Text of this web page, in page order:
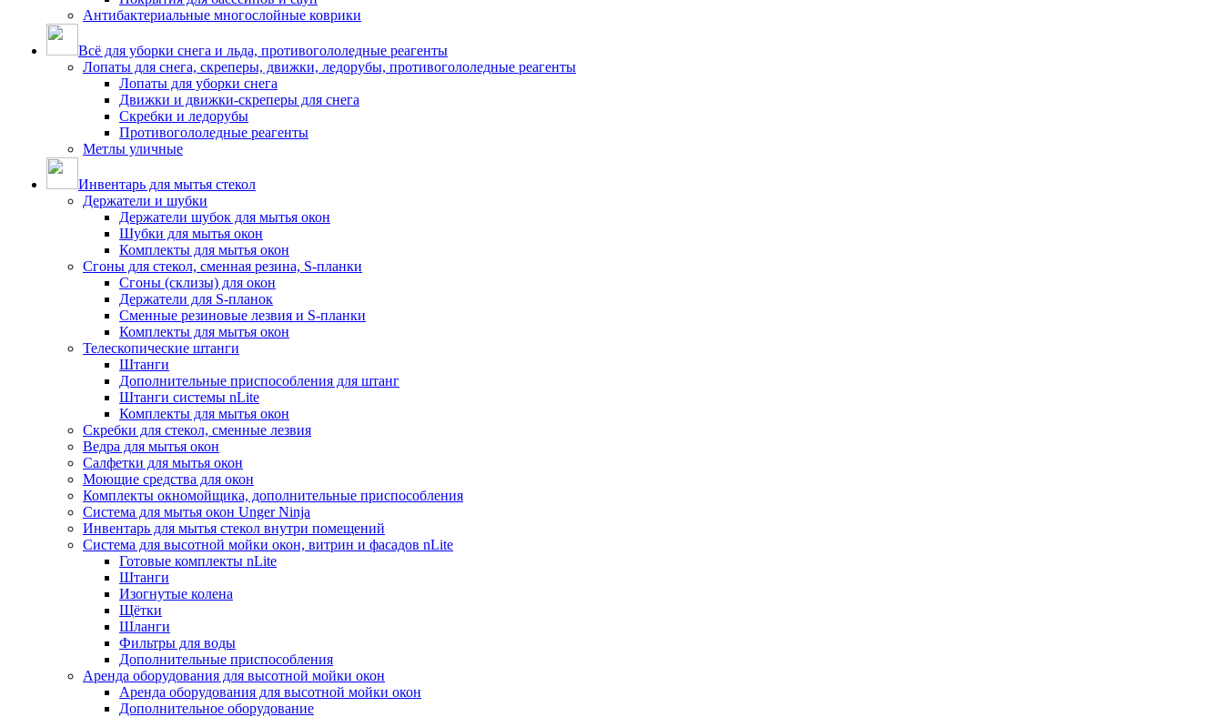
Антибактериальные многослойные коврики
Всё для уборки снега и льда, противогололедные реагенты
Лопаты для снега, скреперы, движки, ледорубы, противогололедные реагенты
Лопаты для уборки снега
Движки и движки-скреперы для снега
Скребки и ледорубы
Противогололедные реагенты
Метлы уличные
Инвентарь для мытья стекол
Держатели и шубки
Держатели шубок для мытья окон
Шубки для мытья окон
Комплекты для мытья окон
Сгоны для стекол, сменная резина, S-планки
Сгоны (склизы) для окон
Держатели для S-планок
Сменные резиновые лезвия и S-планки
Комплекты для мытья окон
Телескопические штанги
Штанги
Дополнительные приспособления для штанг
Штанги системы nLite
Комплекты для мытья окон
Скребки для стекол, сменные лезвия
Ведра для мытья окон
Салфетки для мытья окон
Моющие средства для окон
Комплекты окномойщика, дополнительные приспособления
Система для мытья окон Unger Ninja
Инвентарь для мытья стекол внутри помещений
Система для высотной мойки окон, витрин и фасадов nLite
Готовые комплекты nLite
Штанги
Изогнутые колена
Щётки
Шланги
Фильтры для воды
Дополнительные приспособления
Аренда оборудования для высотной мойки окон
Аренда оборудования для высотной мойки окон
Дополнительное оборудование